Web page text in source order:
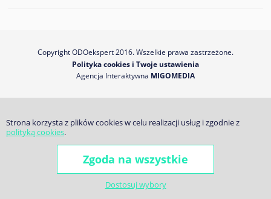
Copyright ODOekspert 2016. Wszelkie prawa zastrzeżone.
Polityka cookies i Twoje ustawienia
Agencja Interaktywna MIGOMEDIA
Strona korzysta z plików cookies w celu realizacji usług i zgodnie z
polityką cookies.
Dostosuj wybory